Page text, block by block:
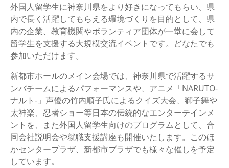
外国人留学生に神奈川県をより好きになってもらい、県
内で長く活躍してもらえる環境づくりを目的として、県
内の企業、教育機関やボランティア団体が一堂に会して
留学生を支援する大規模交流イベントです。どなたでも
参加いただけます。
新都市ホールのメイン会場では、神奈川県で活躍するサ
ンバチームによるパフォーマンスや、アニメ「NARUTO-
ナルト-」声優の竹内順子氏によるクイズ大会、獅子舞や
太神楽、忍者ショー等日本の伝統的なエンターテインメ
ントを、また外国人留学生向けのプログラムとして、合
同会社説明会や就職支援講座も開催いたします。このほ
かセンタープラザ、新都市プラザでも様々な催しを予定
しています。